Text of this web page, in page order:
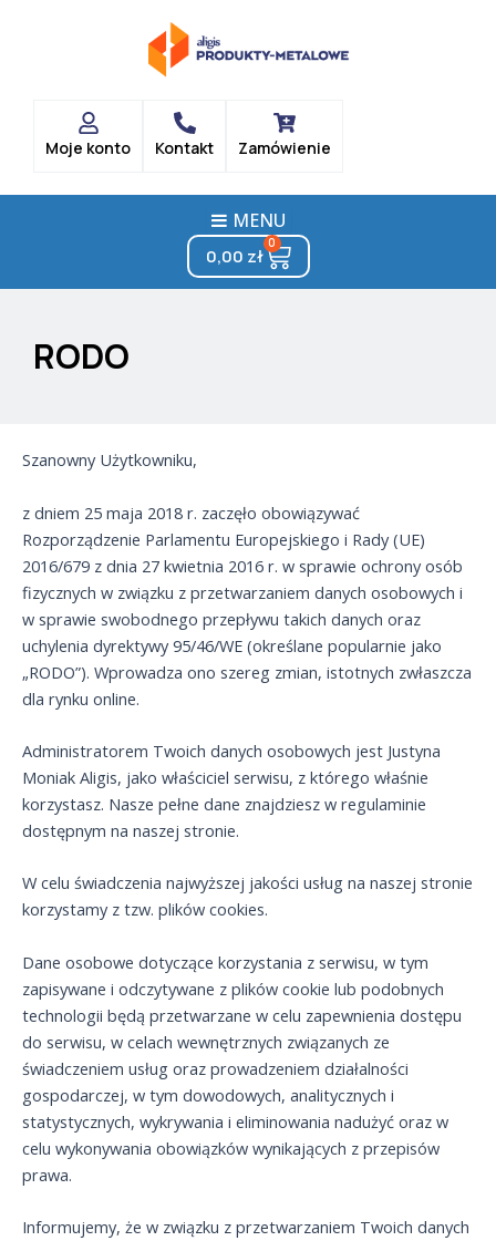
Moje konto Kontakt Zamówienie
MENU
0,00 zł
0
Cart
RODO
Szanowny Użytkowniku,
z dniem 25 maja 2018 r. zaczęło obowiązywać
Rozporządzenie Parlamentu Europejskiego i Rady (UE)
2016/679 z dnia 27 kwietnia 2016 r. w sprawie ochrony osób
fizycznych w związku z przetwarzaniem danych osobowych i
w sprawie swobodnego przepływu takich danych oraz
uchylenia dyrektywy 95/46/WE (określane popularnie jako
„RODO”). Wprowadza ono szereg zmian, istotnych zwłaszcza
dla rynku online.
Administratorem Twoich danych osobowych jest Justyna
Moniak Aligis, jako właściciel serwisu, z którego właśnie
korzystasz. Nasze pełne dane znajdziesz w regulaminie
dostępnym na naszej stronie.
W celu świadczenia najwyższej jakości usług na naszej stronie
korzystamy z tzw. plików cookies.
Dane osobowe dotyczące korzystania z serwisu, w tym
zapisywane i odczytywane z plików cookie lub podobnych
technologii będą przetwarzane w celu zapewnienia dostępu
do serwisu, w celach wewnętrznych związanych ze
świadczeniem usług oraz prowadzeniem działalności
gospodarczej, w tym dowodowych, analitycznych i
statystycznych, wykrywania i eliminowania nadużyć oraz w
celu wykonywania obowiązków wynikających z przepisów
prawa.
Informujemy, że w związku z przetwarzaniem Twoich danych